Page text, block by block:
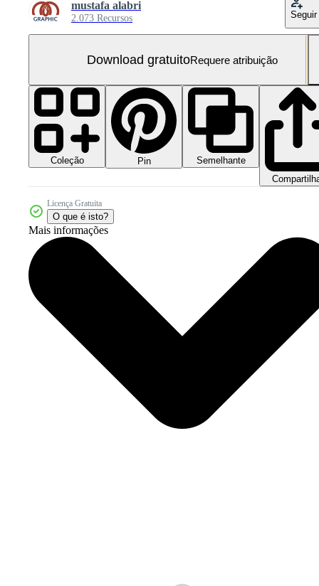
mustafa alabri
2.073 Recursos Seguir
Download gratuitoRequere atribuição
Coleção Pin
Semelhante
Licença Gratuita
O que é isto?
Mais informações